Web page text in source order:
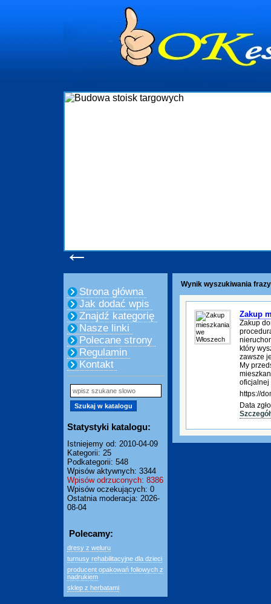
←
Strona główna
Jak dodać wpis
Znajdź kategorię
Nasze linki
Polecane strony
Regulamin
Kontakt
Statystyki katalogu:
Istniejemy od: 2010-04-09
Kategorii: 25
Podkategorii: 548
Wpisów aktywnych: 3344
Wpisów odrzuconych: 8386
Wpisów oczekujących: 0
Ostatnia moderacja: 2026-
08-04
Polecamy:
dresy z weluru
turnusy rehabilitacyjne dla dzieci
producent opakowań foliowych z
nadrukiem
sklep z herbatami
Wynik wyszukiwania
Zakup
Zakup
który
zawsze
My
oficjalnej
https://
Data